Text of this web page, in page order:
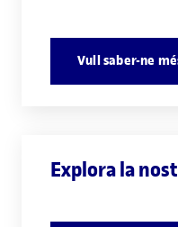
Vull saber-ne
Explora la